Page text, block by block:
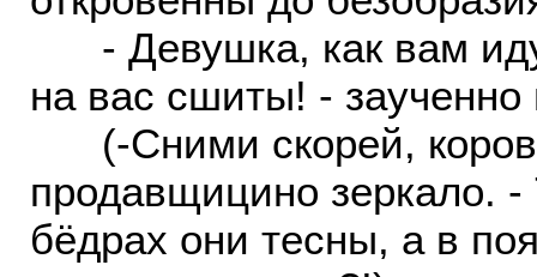
- Девушка, как вам
на вас сшиты! -
(-Сними скорей,
продавщицино зеркало.
бёдрах они тесны, а в